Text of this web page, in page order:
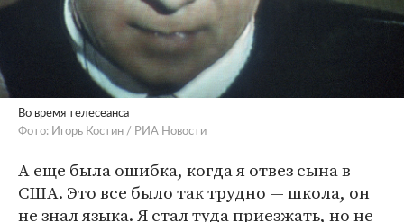
Во время телесеанса
Фото: Игорь Костин / РИА Новости
А еще была ошибка, когда я отвез сына в
США. Это все было так трудно — школа, он
не знал языка. Я стал туда приезжать, но не